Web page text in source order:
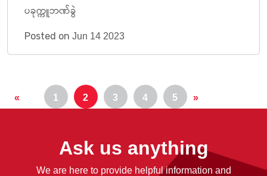
ပခုက္ကူဘဏ်ခွဲ
Posted on Jun 14 2023
« 1 2 3 4 5 »
Ask us anything
We are here to provide helpful information and